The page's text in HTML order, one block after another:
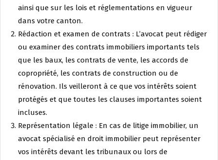
ainsi que sur les lois et réglementations en vigueur
dans votre canton.
Rédaction et examen de contrats : L’avocat peut rédiger
ou examiner des contrats immobiliers importants tels
que les baux, les contrats de vente, les accords de
copropriété, les contrats de construction ou de
rénovation. Ils veilleront à ce que vos intérêts soient
protégés et que toutes les clauses importantes soient
incluses.
Représentation légale : En cas de litige immobilier, un
avocat spécialisé en droit immobilier peut représenter
vos intérêts devant les tribunaux ou lors de